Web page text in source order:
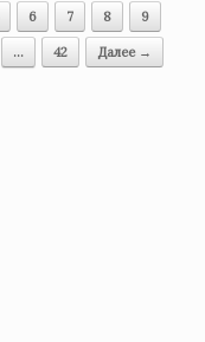
6 7 8 9
… 42 Далее →